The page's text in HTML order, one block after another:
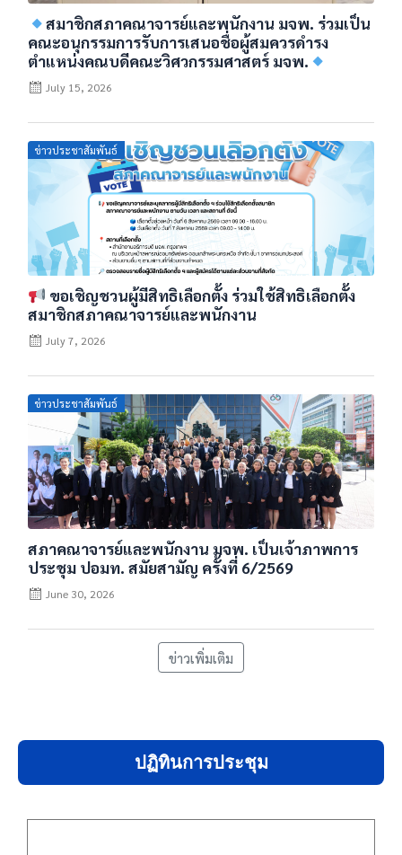
สมาชิกสภาคณาจารย์และพนักงาน มจพ. ร่วมเป็น
คณะอนุกรรมการรับการเสนอชื่อผู้สมควรดำรง
ตำแหน่งคณบดีคณะวิศวกรรมศาสตร์ มจพ.
July 15, 2026
ข่าวประชาสัมพันธ์
ขอเชิญชวนผู้มีสิทธิเลือกตั้ง ร่วมใช้สิทธิเลือกตั้ง
สมาชิกสภาคณาจารย์และพนักงาน
Posted
July 7, 2026
ข่าวประชาสัมพันธ์
สภาคณาจารย์และพนักงาน มจพ. เป็นเจ้าภาพการ
ประชุม ปอมท. สมัยสามัญ ครั้งที่ 6/2569
Posted
June 30, 2026
ข่าวเพิ่มเติม
ปฏิทินการประชุม